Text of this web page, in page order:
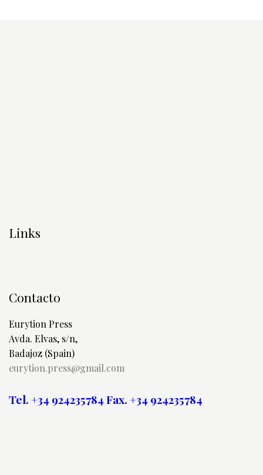
Links
Contacto
Eurytion Press
Avda. Elvas, s/n,
Badajoz (Spain)
eurytion.press@gmail.com
Tel. +34 924235784Fax. +34 924235784